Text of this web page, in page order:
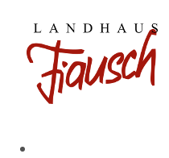
Direkt zum Inhalt